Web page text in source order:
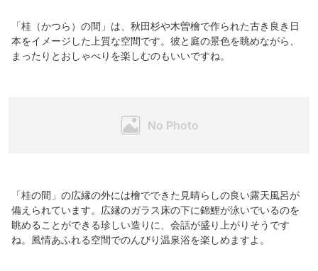
「桂（かつら）の間」は、秋田杉や木曽檜で作られた古き良き日
本をイメージした上質な空間です。彼と庭の景色を眺めながら、
まったりとおしゃべりを楽しむのもいいですね。
「桂の間」の広縁の外には檜でできた見晴らしの良い露天風呂が
備えられています。広縁のガラス床の下に錦鯉が泳いでいるのを
眺めることができる珍しい造りに、会話が盛り上がりそうです
ね。風情あふれる空間でのんびり温泉浴を楽しめますよ。